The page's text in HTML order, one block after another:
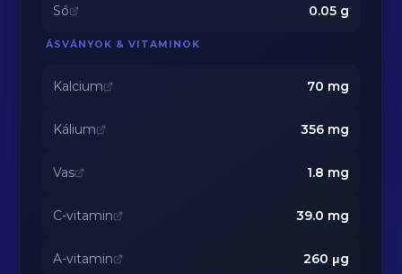
Só 0.05g
ÁSVÁNYOK & VITAMINOK
Kalcium 70 mg
Kálium 356mg
Vas 1.8 mg
C-vitamin 39.0 mg
A-vitamin 260 μg